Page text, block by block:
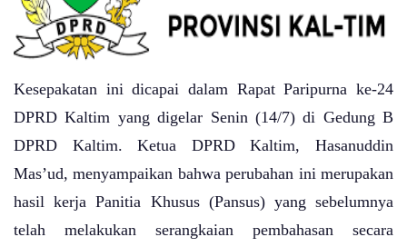
Kesepakatan ini dicapai dalam Rapat Paripurna ke-24
DPRD Kaltim yang digelar Senin (14/7) di Gedung B
DPRD Kaltim. Ketua DPRD Kaltim, Hasanuddin
Mas’ud, menyampaikan bahwa perubahan ini merupakan
hasil kerja Panitia Khusus (Pansus) yang sebelumnya
telah melakukan serangkaian pembahasan secara